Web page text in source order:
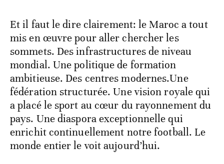
Et il faut le dire clairement: le Maroc a tout
mis en œuvre pour aller chercher les
sommets. Des infrastructures de niveau
mondial. Une politique de formation
ambitieuse. Des centres modernes.Une
fédération structurée. Une vision royale qui
a placé le sport au cœur du rayonnement du
pays. Une diaspora exceptionnelle qui
enrichit continuellement notre football. Le
monde entier le voit aujourd’hui.